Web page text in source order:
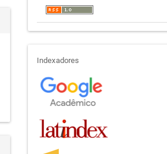
indexadores
Indexadores